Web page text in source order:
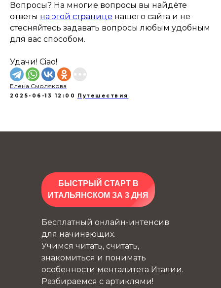
Вопросы? На многие вопросы вы найдёте
ответы на этой странице нашего сайта и не
стесняйтесь задавать вопросы любым удобным
для вас способом.
Удачи! Ciao!
Елена Смолякова
2025-06-13 12:00 Путешествия
БЫСТРЫЙ СТАРТ В
ИТАЛЬЯНСКОМ ЗА 3 ДНЯ
Бесплатный онлайн-интенсив
для начинающих.
Учимся читать, считать,
знакомиться и понимать
особенности менталитета Италии.
Разбираемся с артиклями!